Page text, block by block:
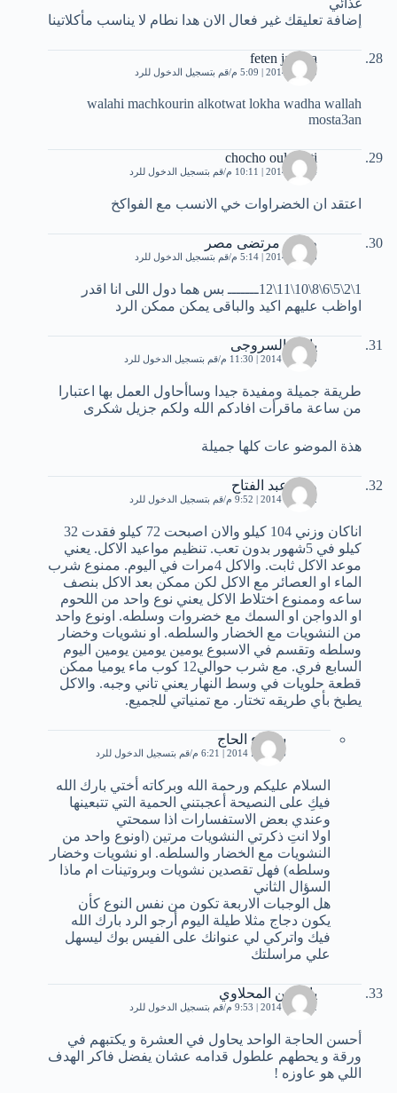
إضافة تعليقك غير فعال الان هدا نطام لا يناسب مأكلاتينا
feten jaoeua
3 يناير، 2014 | 5:09 م قم بتسجيل الدخول للرد
walahi machkourin alkotwat lokha wadha wallah
mosta3an
chocho oulmaati
4 يناير، 2014 | 10:11 م قم بتسجيل الدخول للرد
اعتقد ان الخضراوات خي اﻻنسب مع الفواكخ
طارق مرتضى مصر
8 يناير، 2014 | 5:14 م قم بتسجيل الدخول للرد
1\2\5\6\8\10\11\12ـــــــ بس هما دول اللى انا اقدر
اواظب عليهم اكيد والباقى يمكن ممكن الرد
ياسر السروجى
10 يناير، 2014 | 11:30 م قم بتسجيل الدخول للرد
طريقة جميلة ومفيدة جيدا وساأحاول العمل بها اعتبارا
من ساعة ماقرأت افادكم الله ولكم جزيل شكرى
هذة الموضو عات كلها جميلة
وفاء عبد الفتاح
12 يناير، 2014 | 9:52 م قم بتسجيل الدخول للرد
اناكان وزني 104 كيلو والان اصبحت 72 كيلو فقدت 32
كيلو في 5شهور بدون تعب. تنظيم مواعيد الاكل. يعني
موعد الاكل ثابت. والاكل 4مرات في اليوم. ممنوع شرب
الماء او العصائر مع الاكل لكن ممكن بعد الاكل بنصف
ساعه وممنوع اختلاط الاكل يعني نوع واحد من اللحوم
او الدواجن او السمك مع خضروات وسلطه. اونوع واحد
من النشويات مع الخضار والسلطه. او نشويات وخضار
وسلطه وتقسم في الاسبوع يومين يومين يومين اليوم
السابع فري. مع شرب حوالي12 كوب ماء يوميا ممكن
قطعة حلويات في وسط النهار يعني تاني وجبه. والاكل
يطبخ بأي طريقه تختار. مع تمنياتي للجميع.
شيماء الحاج
6 مارس، 2014 | 6:21 م قم بتسجيل الدخول للرد
السلام عليكم ورحمة الله وبركاته أختي بارك الله
فيكِ على النصيحة أعجبتني الحمية التي تتبعينها
وعندي بعض الاستفسارات اذا سمحتي
اولا انتِ ذكرتي النشويات مرتين (اونوع واحد من
النشويات مع الخضار والسلطه. او نشويات وخضار
وسلطه) فهل تقصدين نشويات وبروتينات ام ماذا
السؤال الثاني
هل الوجبات الاربعة تكون من نفس النوع كأن
يكون دجاج مثلا طيلة اليوم أرجو الرد بارك الله
فيك واتركي لي عنوانك على الفيس بوك ليسهل
علي مراسلتك
ياسمين المحلاوي
12 يناير، 2014 | 9:53 م قم بتسجيل الدخول للرد
أحسن الحاجة الواحد يحاول في العشرة و يكتبهم في
ورقة و يحطهم علطول قدامه عشان يفضل فاكر الهدف
اللي هو عاوزه !